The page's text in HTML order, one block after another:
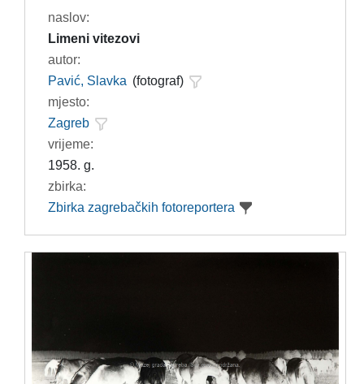
naslov:
Limeni vitezovi
autor:
Pavić, Slavka (fotograf)
mjesto:
Zagreb
vrijeme:
1958. g.
zbirka:
Zbirka zagrebačkih fotoreportera